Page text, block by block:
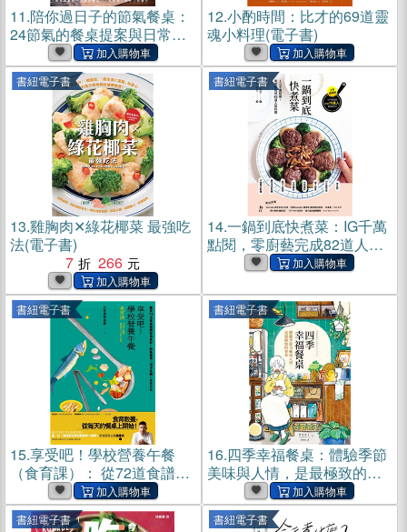
11.陪你過日子的節氣餐桌：
24節氣的餐桌提案與日常調
養，陪你把生活過好(電子書)
12.小酌時間：比才的69道靈
魂小料理(電子書)
書紐電子書
13.雞胸肉✕綠花椰菜 最強吃
法(電子書)
7
266
書紐電子書
14.一鍋到底快煮菜：IG千萬
點閱，零廚藝完成82道人氣
料理(電子書)
書紐電子書
15.享受吧！學校營養午餐
（食育課）： 從72道食譜認
識在地食材╳節氣循環╳海
洋永續╳多元文化(電子書)
書紐電子書
16.四季幸福餐桌：體驗季節
美味與人情，是最極致的奢
華(電子書)
書紐電子書 書紐電子書